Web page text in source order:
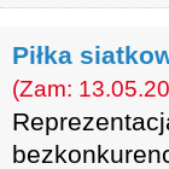
Piłka
(Zam: